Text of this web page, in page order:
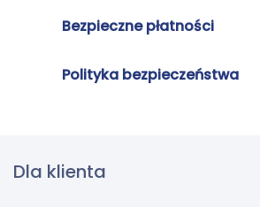
Bezpieczne płatności
Polityka bezpieczeństwa
Dla klienta